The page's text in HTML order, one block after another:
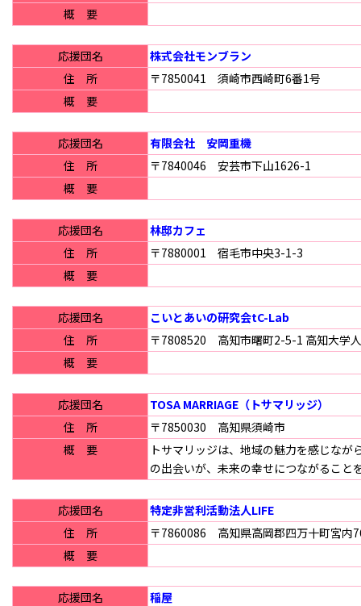
概 要
応援団名
株式会社モンブラン
住 所
〒7850041 須崎市西崎町6番1号
概 要
応援団名
有限会社 安岡重機
住 所
〒7840046 安芸市下山1626-1
概 要
応援団名
林邸カフェ
住 所
〒7880001 宿毛市中央3-1-3
概 要
応援団名
こいとあいの研究会tC-Lab
住 所
〒7808520 高知市曙町2-5-1 高知大学
概 要
応援団名
TOSA MARRIAGE（トサマリッジ）
住 所
〒7850030 高知県須崎市
概 要
トサマリッジは、地域の魅力を感じな
の出会いが、未来の幸せにつながること
応援団名
特定非営利活動法人LIFE
住 所
〒7860086 高知県高岡郡四万十町宮内
概 要
応援団名
稲屋